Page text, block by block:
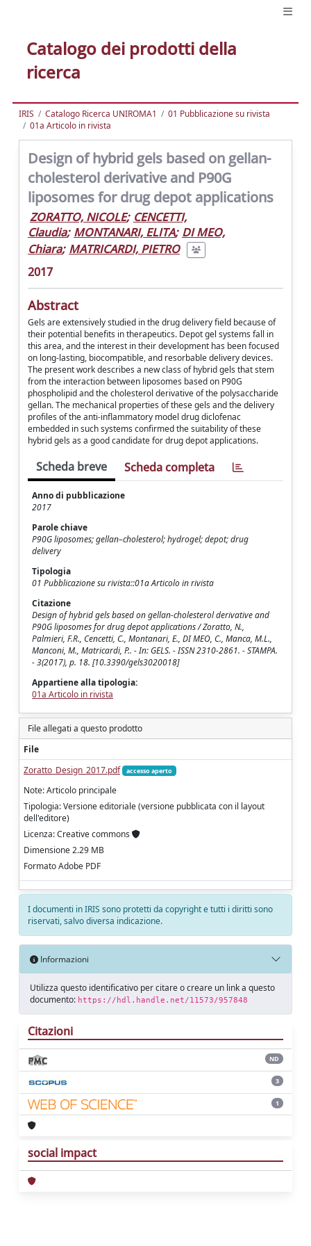
Catalogo dei prodotti della
ricerca
IRIS Catalogo Ricerca UNIROMA1
01 Pubblicazione su rivista
01a Articolo in rivista
Design of hybrid gels based on gellan-
cholesterol derivative and P90G
liposomes for drug depot applications
ZORATTO, NICOLE; CENCETTI,
Claudia; MONTANARI, ELITA; DI MEO,
Chiara; MATRICARDI, PIETRO
2017
Abstract
Gels are extensively studied in the drug delivery field because of
their potential benefits in therapeutics. Depot gel systems fall in
this area, and the interest in their development has been focused
on long-lasting, biocompatible, and resorbable delivery devices.
The present work describes a new class of hybrid gels that stem
from the interaction between liposomes based on P90G
phospholipid and the cholesterol derivative of the polysaccharide
gellan. The mechanical properties of these gels and the delivery
profiles of the anti-inflammatory model drug diclofenac
embedded in such systems confirmed the suitability of these
hybrid gels as a good candidate for drug depot applications.
Scheda breve Scheda completa
Anno di pubblicazione
2017
Parole chiave
P90G liposomes; gellan–cholesterol; hydrogel; depot; drug
delivery
Tipologia
01 Pubblicazione su rivista::01a Articolo in rivista
Citazione
Design of hybrid gels based on gellan-cholesterol derivative and
P90G liposomes for drug depot applications / Zoratto, N.,
Palmieri, F.R., Cencetti, C., Montanari, E., DI MEO, C., Manca, M.L.,
Manconi, M., Matricardi, P.. - In: GELS. - ISSN 2310-2861. - STAMPA.
- 3(2017), p. 18. [10.3390/gels3020018]
Appartiene alla tipologia:
01a Articolo in rivista
File allegati a questo prodotto
File
Zoratto_Design_2017.pdf
accesso aperto
Note: Articolo principale
Tipologia: Versione editoriale (versione pubblicata con il layout
dell'editore)
Licenza: Creative commons
Dimensione 2.29 MB
Formato Adobe PDF
I documenti in IRIS sono protetti da copyright e tutti i diritti sono
riservati, salvo diversa indicazione.
Informazioni
Utilizza questo identificativo per citare o creare un link a questo
documento: https://hdl.handle.net/11573/957848
Citazioni
ND
3
1
social impact